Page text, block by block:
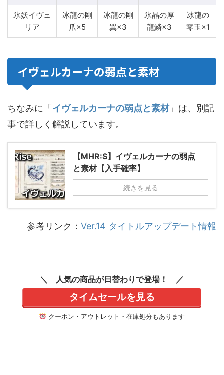
氷妖イヴェ
リア
冰龍の剛
爪×5
冰龍の剛
翼×3
氷晶の厚
龍鱗×3
冰龍の
零玉×1
イヴェルカーナの弱点と素材
ちなみに「 イヴェルカーナの弱点と素材」は、別記
事で詳しく解説しています。
【MHR:S】イヴェルカーナの弱点
と素材【入手確率】
続きを見る
参考リンク： Ver.14 タイトルアップデート情報
人気の商品が日替わりで登場！
タイムセールを見る
クーポン・アウトレット・在庫処分もあります